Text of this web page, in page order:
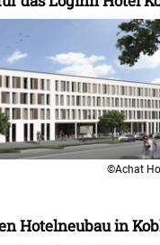
©Achat
Hotelneubau in